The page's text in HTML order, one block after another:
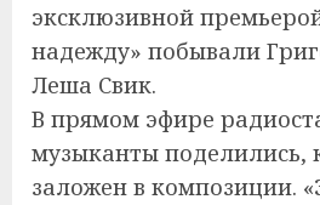
эксклюзивной
надежду» побывали
Леша Свик.
В прямом эфире
музыканты поделились,
заложен в композиции.